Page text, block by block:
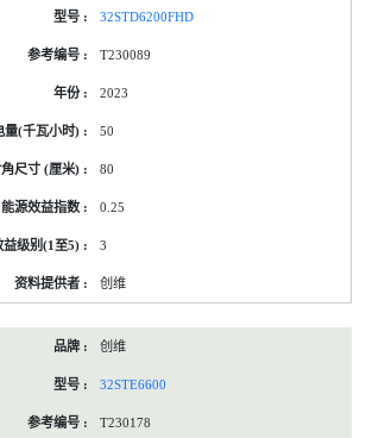
32STD6200FHD
T230089
2023
50
80
0.25
3
创维
创维
32STE6600
T230178